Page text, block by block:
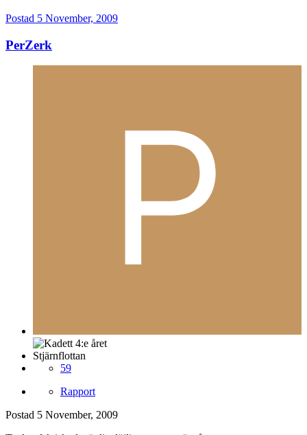
Postad 5 November, 2009
PerZerk
Stjärnflottan
59
Rapport
Postad 5 November, 2009